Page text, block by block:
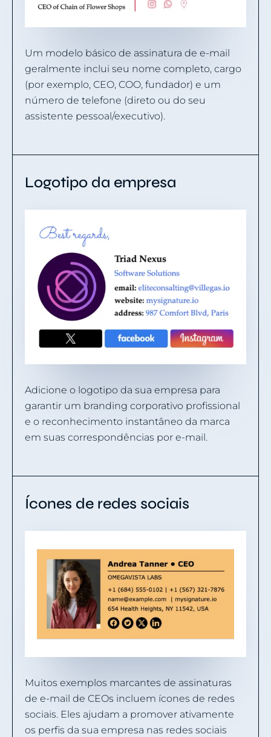
Um modelo básico de assinatura de e-mail
geralmente inclui seu nome completo, cargo
(por exemplo, CEO, COO, fundador) e um
número de telefone (direto ou do seu
assistente pessoal/executivo).
Logotipo da empresa
Adicione o logotipo da sua empresa para
garantir um branding corporativo profissional
e o reconhecimento instantâneo da marca
em suas correspondências por e-mail.
Ícones de redes sociais
Muitos exemplos marcantes de assinaturas
de e-mail de CEOs incluem ícones de redes
sociais. Eles ajudam a promover ativamente
os perfis da sua empresa nas redes sociais